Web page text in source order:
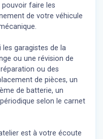
faire les
de votre véhicule
garagistes de la
ou une révision de
ou des
de pièces, un
de batterie, un
selon le carnet
est à votre écoute